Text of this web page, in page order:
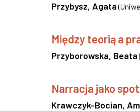
Przybysz, Agata (
Między teorią a
Przyborowska, Beata (
Narracja jako
Krawczyk-Bocian,